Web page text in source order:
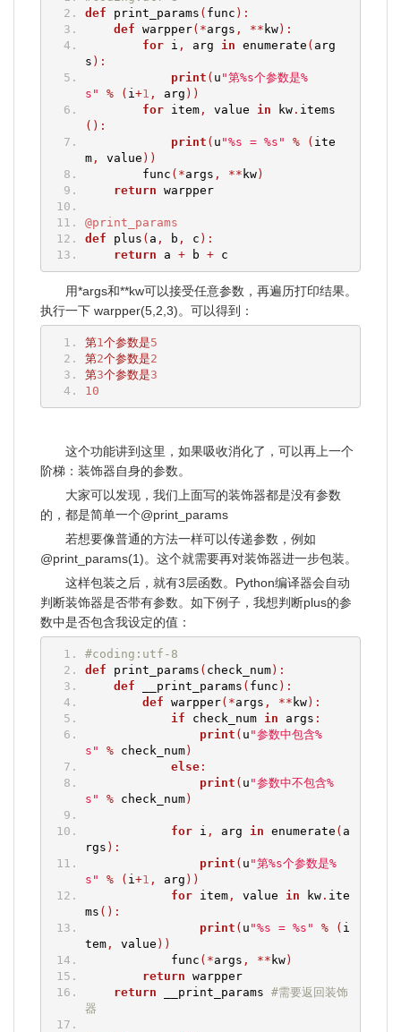
def print_params ( func ):
def warpper(*args , ** kw):
for i , arg in enumerate ( arg
s ):
print ( u "第%s个参数是%
s"
% ( i +1 , arg ))
for item, value in kw. items
():
print ( u "%s = %s" % ( ite
m, value ))
func (*args , ** kw)
return warpper
@print_params
def plus ( a , b , c ):
return a + b + c
用*args和**kw可以接受任意参数，再遍历打印结果。
执行一下 warpper(5,2,3)。可以得到：
第1 个参数是5
第2个参数是2
第3个参数是3
10
这个功能讲到这里，如果吸收消化了，可以再上一个
阶梯：装饰器自身的参数。
大家可以发现，我们上面写的装饰器都是没有参数
的，都是简单一个@print_params
若想要像普通的方法一样可以传递参数，例如
@print_params(1)。这个就需要再对装饰器进一步包装。
这样包装之后，就有3层函数。Python编译器会自动
判断装饰器是否带有参数。如下例子，我想判断plus的参
数中是否包含我设定的值：
#coding:utf-8
def print_params ( check_num):
def __print_params ( func ):
def warpper(*args , ** kw):
if check_num in args :
print ( u "参数中包含%
s"
% check_num)
else:
print ( u "参数中不包含%
s"
% check_num)
for i , arg in enumerate ( a
rgs ):
print ( u "第%s个参数是%
s"
% ( i +1 , arg ))
for item, value in kw. ite
ms ():
print ( u "%s = %s" % ( i
tem, value ))
func (*args , ** kw)
return warpper
return __print_params #需要返回装饰
器